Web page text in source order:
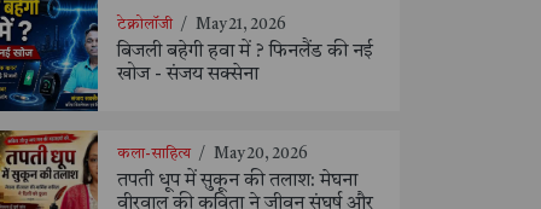
टेक्नोलॉजी / May 21, 2026
बिजली बहेगी हवा में ? फिनलैंड की नई
खोज - संजय सक्सेना
कला-साहित्य / May 20, 2026
तपती धूप में सुकून की तलाश: मेघना
वीरवाल की कविता ने जीवन संघर्ष और